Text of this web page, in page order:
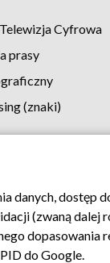
Cyfrowa
prasy
(znaki)
Kontakt
danych, dostęp
(zwaną dalej
dopasowania
do Google.